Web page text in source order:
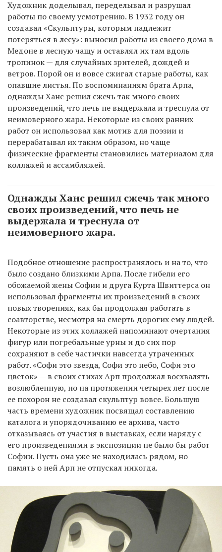
Художник доделывал, переделывал и разрушал
работы по своему усмотрению. В 1932 году он
создавал «Скульптуры, которым надлежит
потеряться в лесу»: выносил работы из своего дома в
Медоне в лесную чащу и оставлял их там вдоль
тропинок — для случайных зрителей, дождей и
ветров. Порой он и вовсе сжигал старые работы, как
опавшие листья. По воспоминаниям брата Арпа,
однажды Ханс решил сжечь так много своих
произведений, что печь не выдержала и треснула от
неимоверного жара. Некоторые из своих ранних
работ он использовал как мотив для поэзии и
перерабатывал их таким образом, но чаще
физические фрагменты становились материалом для
коллажей и ассамбляжей.
Однажды Ханс решил сжечь так много
своих произведений, что печь не
выдержала и треснула от
неимоверного жара.
Подобное отношение распространялось и на то, что
было создано близкими Арпа. После гибели его
обожаемой жены Софии и друга Курта Швиттерса он
использовал фрагменты их произведений в своих
новых творениях, как бы продолжая работать в
соавторстве, несмотря на смерть дорогих ему людей.
Некоторые из этих коллажей напоминают очертания
фигур или погребальные урны и до сих пор
сохраняют в себе частички навсегда утраченных
работ. «Софи это звезда, Софи это небо, Софи это
цветок» — в своих стихах Арп продолжал восхвалять
возлюбленную, но на протяжении четырех лет после
ее похорон не создавал скульптур вовсе. Большую
часть времени художник посвящал составлению
каталога и упорядочиванию ее архива, часто
отказываясь от участия в выставках, если наряду с
его произведениями в экспозиции не было бы работ
Софии. Пусть она уже не находилась рядом, но
память о ней Арп не отпускал никогда.